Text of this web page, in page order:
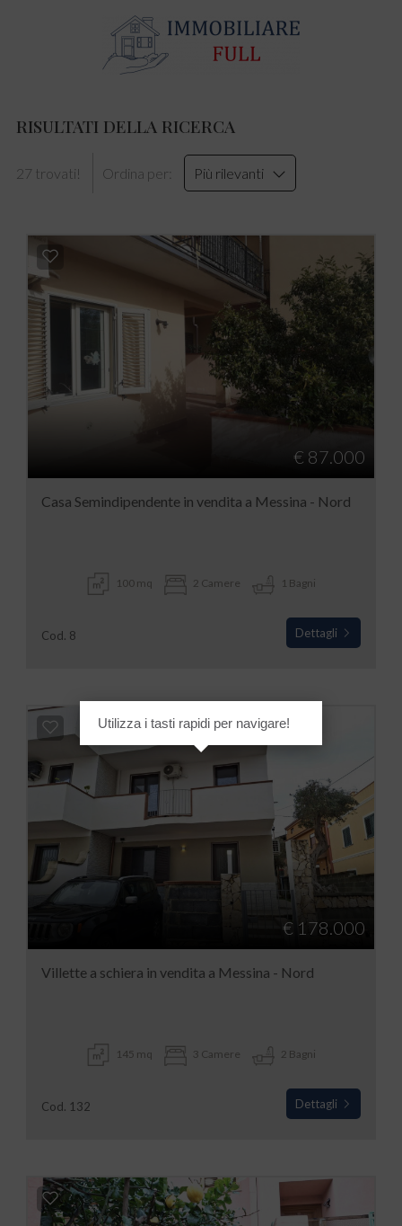
RISULTATI DELLA RICERCA
27 trovati! Ordina per: Più rilevanti
€ 87.000
Casa Semindipendente in vendita a Messina - Nord
100 mq 2 Camere 1 Bagni
Cod. 8 Dettagli
€ 178.000
Villette a schiera in vendita a Messina - Nord
145 mq 3 Camere 2 Bagni
Cod. 132 Dettagli
Utilizza i tasti rapidi per navigare!